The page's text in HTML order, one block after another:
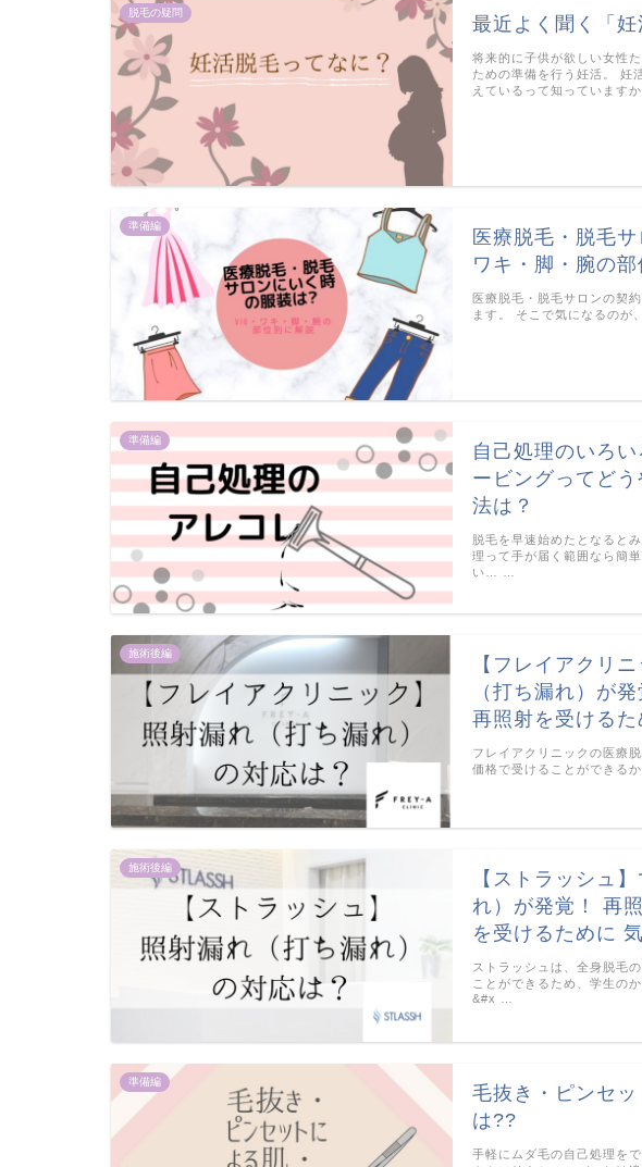
脱毛の疑問
最近よく聞く「妊
将来的に子供が欲しい女性
ための準備を行う妊活。 妊
えているって知っています
準備編
医療脱毛・脱毛
ワキ・脚・腕の
医療脱毛・脱毛サロンの契
ます。 そこで気になるのが
準備編
自己処理のいろ
ービングってど
法は？
脱毛を早速始めたとなると
理って手が届く範囲なら簡
い… …
施術後編
【フレイアクリ
（打ち漏れ）が
再照射を受ける
フレイアクリニックの医療
価格で受けることができる
施術後編
【ストラッシュ
れ）が発覚！ 再
を受けるために
ストラッシュは、全身脱毛
ことができるため、学生の
&#x …
準備編
毛抜き・ピンセ
は??
手軽にムダ毛の自己処理を